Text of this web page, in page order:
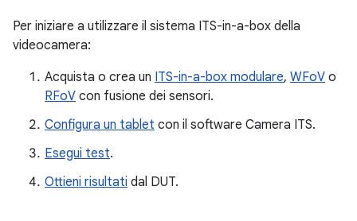
Per iniziare a utilizzare il sistema ITS-in-a-box della
videocamera:
Acquista o crea un ITS-in-a-box modulare, WFoV o
RFoV con fusione dei sensori.
Configura un tablet con il software Camera ITS.
Esegui test.
Ottieni risultati dal DUT.